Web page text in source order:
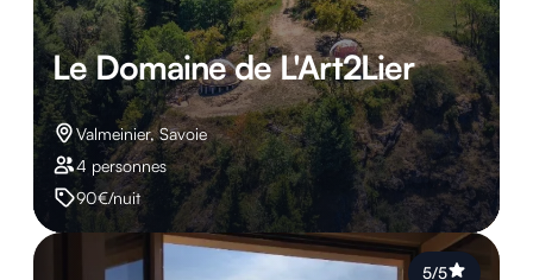
Le Domaine de L'Art2Lier
Valmeinier, Savoie
4 personnes
90€/nuit
5/5